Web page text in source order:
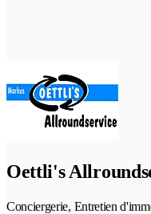
Oettli's
Conciergerie, Entretien